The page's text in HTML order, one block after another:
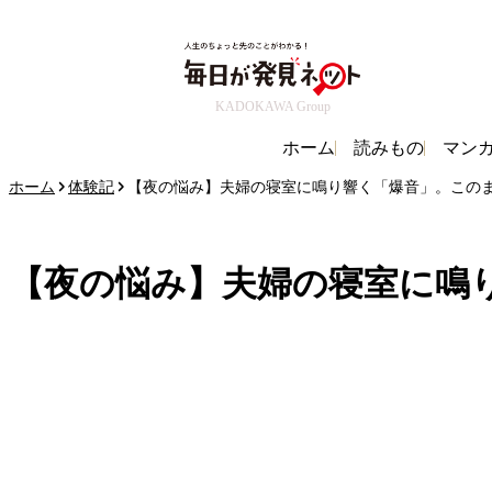
KADOKAWA Group
ホーム 読みもの マン
ホーム 体験記 【夜の悩み】夫婦の寝室に鳴り響く「爆音」。こ
【夜の悩み】夫婦の寝室に